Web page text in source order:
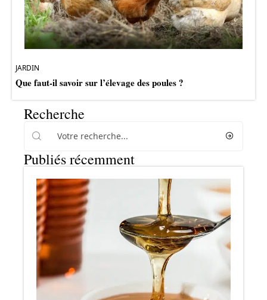
JARDIN
Que faut-il savoir sur l’élevage des poules ?
Recherche
Publiés récemment